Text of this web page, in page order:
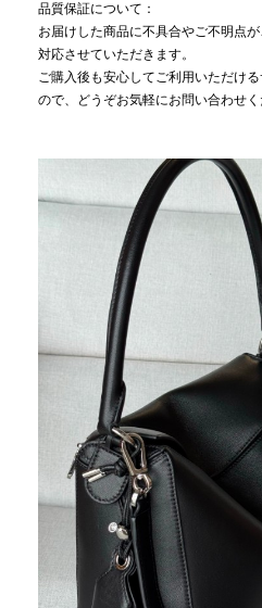
品質保証について：
お届けした商品に不具合やご不明点
対応させていただきます。
ご購入後も安心してご利用いただけ
ので、どうぞお気軽にお問い合わせく